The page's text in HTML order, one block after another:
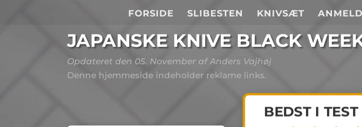
FORSIDE SLIBESTEN KNIVSÆT
JAPANSKE KNIVE BLACK
Opdateret den 05. November af Anders Vajhøj
Denne hjemmeside indeholder reklame links.
BEDST I